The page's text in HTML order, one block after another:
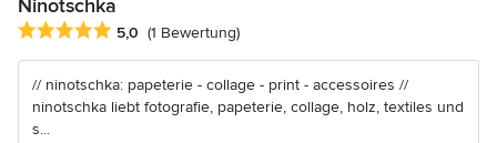
Ninotschka
Durchschnittliche Bewertung: 5 von 5 Sternen
5,0 (1 Bewertung)
// ninotschka: papeterie - collage - print - accessoires //
ninotschka liebt fotografie, papeterie, collage, holz, textiles und
s...